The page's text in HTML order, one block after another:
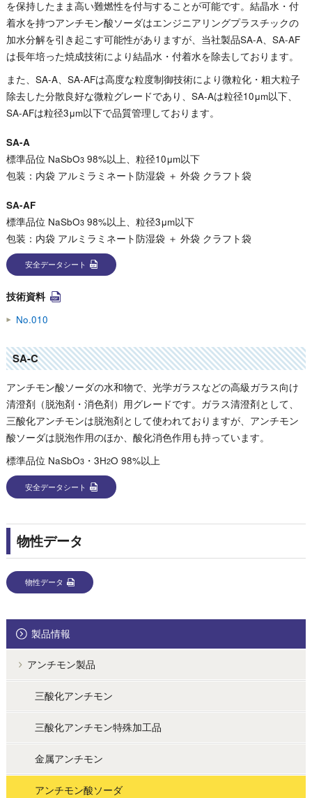
を保持したまま高い難燃性を付与することが可能です。結晶水・付
着水を持つアンチモン酸ソーダはエンジニアリングプラスチックの
加水分解を引き起こす可能性がありますが、当社製品SA-A、SA-AF
は長年培った焼成技術により結晶水・付着水を除去しております。
また、SA-A、SA-AFは高度な粒度制御技術により微粒化・粗大粒子
除去した分散良好な微粒グレードであり、SA-Aは粒径10μm以下、
SA-AFは粒径3μm以下で品質管理しております。
SA-A
標準品位 NaSbO3 98%以上、粒径10μm以下
包装：内袋 アルミラミネート防湿袋 ＋ 外袋 クラフト袋
SA-AF
標準品位 NaSbO3 98%以上、粒径3μm以下
包装：内袋 アルミラミネート防湿袋 ＋ 外袋 クラフト袋
安全データシート
技術資料
No.010
SA-C
アンチモン酸ソーダの水和物で、光学ガラスなどの高級ガラス向け
清澄剤（脱泡剤・消色剤）用グレードです。ガラス清澄剤として、
三酸化アンチモンは脱泡剤として使われておりますが、アンチモン
酸ソーダは脱泡作用のほか、酸化消色作用も持っています。
標準品位 NaSbO3 ・3H2O 98%以上
安全データシート
物性データ
物性データ
製品情報
アンチモン製品
三酸化アンチモン
三酸化アンチモン特殊加工品
金属アンチモン
アンチモン酸ソーダ